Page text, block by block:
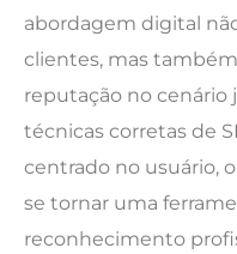
abordagem digital
clientes, mas
reputação no cenário
técnicas corretas de
centrado no usuário,
se tornar uma
reconhecimento